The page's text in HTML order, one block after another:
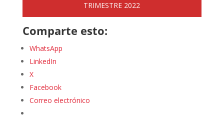
TRIMESTRE 2022
Comparte esto:
WhatsApp
LinkedIn
X
Facebook
Correo electrónico